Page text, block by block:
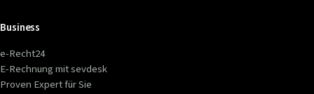
Business
e-Recht24
E-Rechnung mit sevdesk
Proven Expert für Sie